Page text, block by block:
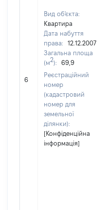
6
Вид об'єкта:
Квартира
Дата набуття
права:
12.12.2007
Загальна площа
(м2):
69,9
Реєстраційний
номер
(кадастровий
номер для
земельної
ділянки):
[Конфіденційна
інформація]